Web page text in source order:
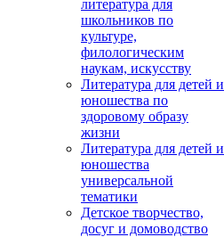
литература для
школьников по
культуре,
филологическим
наукам, искусству
Литература для детей и
юношества по
здоровому образу
жизни
Литература для детей и
юношества
универсальной
тематики
Детское творчество,
досуг и домоводство